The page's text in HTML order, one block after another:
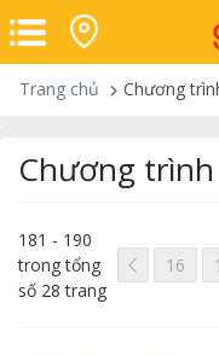
Trang chủ Chương
Chương
181 - 190
trong tổng
số 28 trang
<< /span>
16